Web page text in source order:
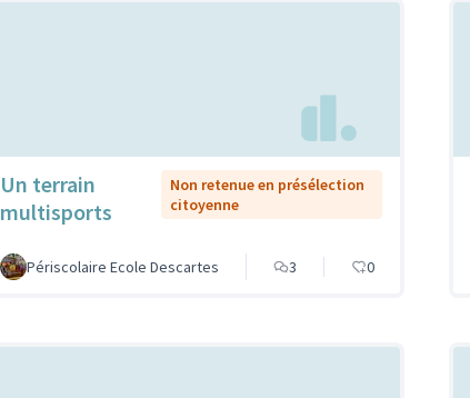
Un terrain
multisports
Non retenue en présélection
citoyenne
Périscolaire Ecole Descartes 3 0